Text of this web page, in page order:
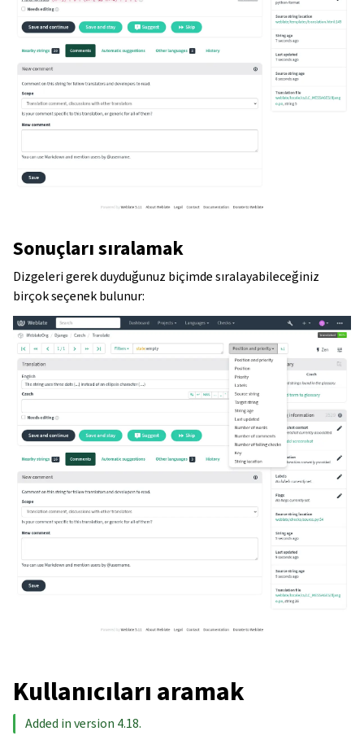
Sonuçları sıralamak
Dizgeleri gerek duyduğunuz biçimde sıralayabileceğiniz
birçok seçenek bulunur:
Kullanıcıları aramak
Added in version 4.18.